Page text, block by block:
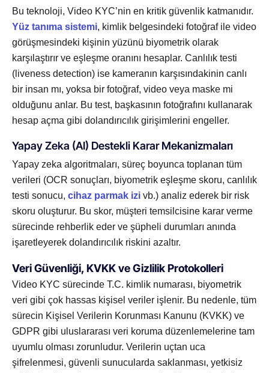
Bu teknoloji, Video KYC’nin en kritik güvenlik katmanıdır.
Yüz tanıma sistemi, kimlik belgesindeki fotoğraf ile video
görüşmesindeki kişinin yüzünü biyometrik olarak
karşılaştırır ve eşleşme oranını hesaplar. Canlılık testi
(liveness detection) ise kameranın karşısındakinin canlı
bir insan mı, yoksa bir fotoğraf, video veya maske mi
olduğunu anlar. Bu test, başkasının fotoğrafını kullanarak
hesap açma gibi dolandırıcılık girişimlerini engeller.
Yapay Zeka (AI) Destekli Karar Mekanizmaları
Yapay zeka algoritmaları, süreç boyunca toplanan tüm
verileri (OCR sonuçları, biyometrik eşleşme skoru, canlılık
testi sonucu, cihaz parmak izi vb.) analiz ederek bir risk
skoru oluşturur. Bu skor, müşteri temsilcisine karar verme
sürecinde rehberlik eder ve şüpheli durumları anında
işaretleyerek dolandırıcılık riskini azaltır.
Veri Güvenliği, KVKK ve Gizlilik Protokolleri
Video KYC sürecinde T.C. kimlik numarası, biyometrik
veri gibi çok hassas kişisel veriler işlenir. Bu nedenle, tüm
sürecin Kişisel Verilerin Korunması Kanunu (KVKK) ve
GDPR gibi uluslararası veri koruma düzenlemelerine tam
uyumlu olması zorunludur. Verilerin uçtan uca
şifrelenmesi, güvenli sunucularda saklanması, yetkisiz